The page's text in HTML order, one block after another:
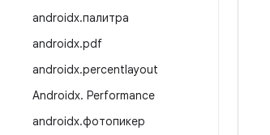
androidx.палитра
androidx.pdf
androidx.percentlayout
Androidx. Performance
androidx.фотопикер